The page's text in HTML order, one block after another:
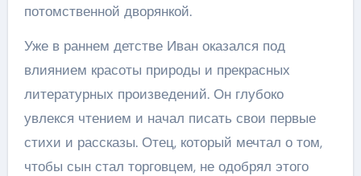
потомственной дворянкой.
Уже в раннем детстве Иван оказался под
влиянием красоты природы и прекрасных
литературных произведений. Он глубоко
увлекся чтением и начал писать свои первые
стихи и рассказы. Отец, который мечтал о том,
чтобы сын стал торговцем, не одобрял этого